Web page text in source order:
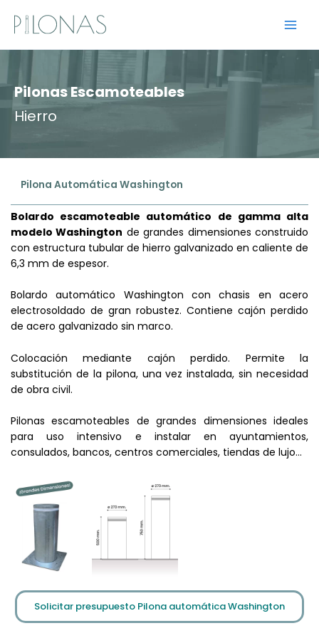
contenido
Pilonas Escamoteables
Hierro
Pilona Automática Washington
Bolardo escamoteable automático de gamma alta
modelo Washington de grandes dimensiones construido
con estructura tubular de hierro galvanizado en caliente de
6,3 mm de espesor.
Bolardo automático Washington con chasis en acero
electrosoldado de gran robustez. Contiene cajón perdido
de acero galvanizado sin marco.
Colocación mediante cajón perdido. Permite la
substitución de la pilona, una vez instalada, sin necesidad
de obra civil.
Pilonas escamoteables de grandes dimensiones ideales
para uso intensivo e instalar en ayuntamientos,
consulados, bancos, centros comerciales, tiendas de lujo…
Solicitar presupuesto Pilona automática Washington